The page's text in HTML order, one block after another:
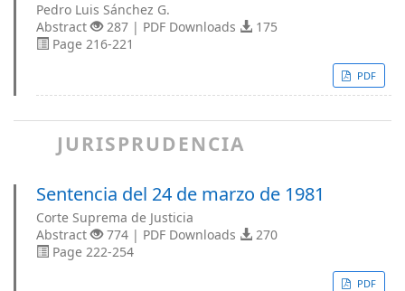
Pedro Luis Sánchez G.
Abstract
287 | PDF Downloads
175
Page 216-221
PDF
JURISPRUDENCIA
Sentencia del 24 de marzo de 1981
Corte Suprema de Justicia
Abstract
774 | PDF Downloads
270
Page 222-254
PDF